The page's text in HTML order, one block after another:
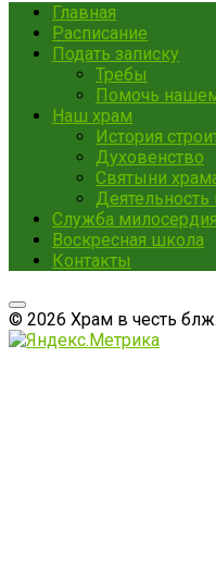
Главная
Расписание
Подать записку
Требы
Помочь
Наш храм
История
Духовенство
Святыни
Деятельность
Служба милосердия
Воскресная школа
Контакты
© 2026 Храм в честь